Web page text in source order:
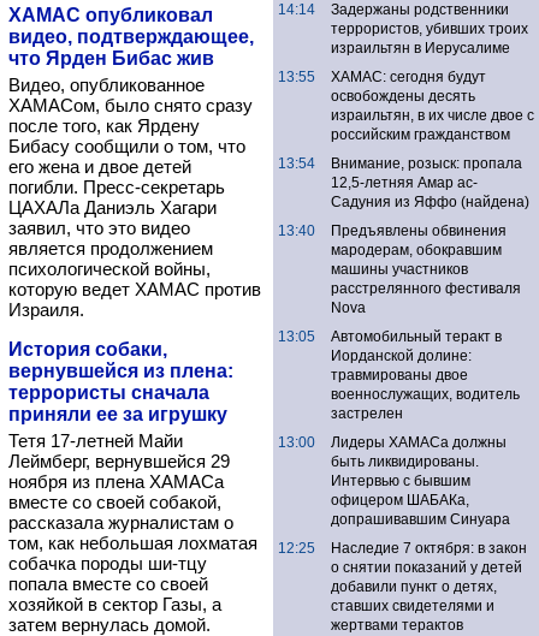
ХАМАС опубликовал
видео, подтверждающее,
что Ярден Бибас жив
Видео, опубликованное
ХАМАСом, было снято сразу
после того, как Ярдену
Бибасу сообщили о том, что
его жена и двое детей
погибли. Пресс-секретарь
ЦАХАЛа Даниэль Хагари
заявил, что это видео
является продолжением
психологической войны,
которую ведет ХАМАС против
Израиля.
История собаки,
вернувшейся из плена:
террористы сначала
приняли ее за игрушку
Тетя 17-летней Майи
Леймберг, вернувшейся 29
ноября из плена ХАМАСа
вместе со своей собакой,
рассказала журналистам о
том, как небольшая лохматая
собачка породы ши-тцу
попала вместе со своей
хозяйкой в сектор Газы, а
затем вернулась домой.
14:14
Задержаны родственники
террористов, убивших троих
израильтян в Иерусалиме
13:55
ХАМАС: сегодня будут
освобождены десять
израильтян, в их числе двое с
российским гражданством
13:54
Внимание, розыск: пропала
12,5-летняя Амар ас-
Садуния из Яффо (найдена)
13:40
Предъявлены обвинения
мародерам, обокравшим
машины участников
расстрелянного фестиваля
Nova
13:05
Автомобильный теракт в
Иорданской долине:
травмированы двое
военнослужащих, водитель
застрелен
13:00
Лидеры ХАМАСа должны
быть ликвидированы.
Интервью с бывшим
офицером ШАБАКа,
допрашивавшим Синуара
12:25
Наследие 7 октября: в закон
о снятии показаний у детей
добавили пункт о детях,
ставших свидетелями и
жертвами терактов